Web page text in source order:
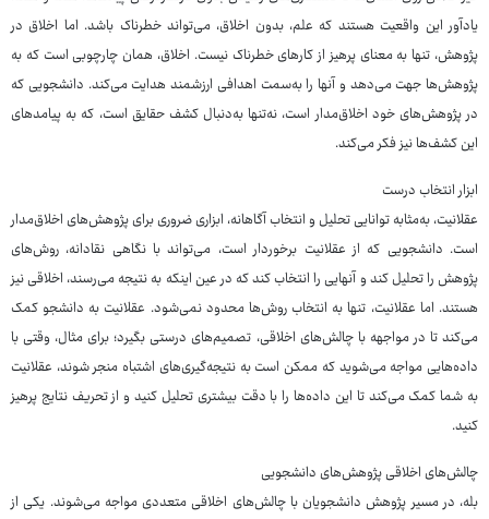
یادآور این واقعیت هستند که علم، بدون اخلاق، می‌تواند خطرناک باشد. اما اخلاق در
پژوهش، تنها به معنای پرهیز از کارهای خطرناک نیست. اخلاق، همان چارچوبی است که به
پژوهش‌ها جهت می‌دهد و آنها را به‌سمت اهدافی ارزشمند هدایت می‌کند. دانشجویی که
در پژوهش‌های خود اخلاق‌مدار است، نه‌تنها به‌دنبال کشف حقایق است، که به پیامدهای
این کشف‌ها نیز فکر می‌کند.
ابزار انتخاب درست
عقلانیت، به‌مثابه توانایی تحلیل و انتخاب آگاهانه، ابزاری ضروری برای پژوهش‌های اخلاق‌مدار
است. دانشجویی که از عقلانیت برخوردار است، می‌تواند با نگاهی نقادانه، روش‌های
پژوهش را تحلیل کند و آنهایی را انتخاب کند که در عین اینکه به نتیجه می‌رسند، اخلاقی نیز
هستند. اما عقلانیت، تنها به انتخاب روش‌ها محدود نمی‌شود. عقلانیت به دانشجو کمک
می‌کند تا در مواجهه با چالش‌های اخلاقی، تصمیم‌های درستی بگیرد؛ برای مثال، وقتی با
داده‌هایی مواجه می‌شوید که ممکن است به نتیجه‌گیری‌های اشتباه منجر شوند، عقلانیت
به شما کمک می‌کند تا این داده‌ها را با دقت بیشتری تحلیل کنید و از تحریف نتایج پرهیز
کنید.
چالش‌های اخلاقی پژوهش‌های دانشجویی
بله، در مسیر پژوهش دانشجویان با چالش‌های اخلاقی متعددی مواجه می‌شوند. یکی از